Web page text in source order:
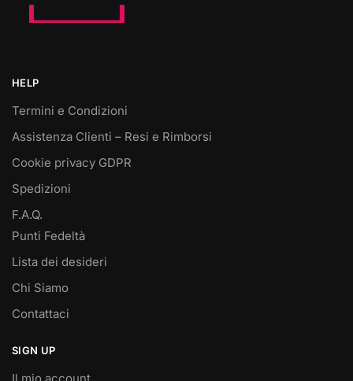
HELP
Termini e Condizioni
Assistenza Clienti – Resi e Rimborsi
Cookie privacy GDPR
Spedizioni
F.A.Q.
Punti Fedeltà
Lista dei desideri
Chi Siamo
Contattaci
SIGN UP